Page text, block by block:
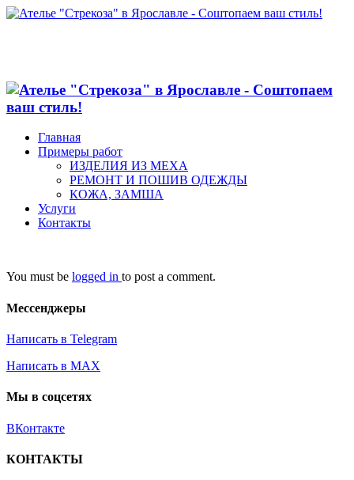
Главная
Примеры работ
ИЗДЕЛИЯ ИЗ МЕХА
РЕМОНТ И ПОШИВ ОДЕЖДЫ
КОЖА, ЗАМША
Услуги
Контакты
You must be logged in to post a comment.
Мессенджеры
Написать в Telegram
Написать в MAX
Мы в соцсетях
ВКонтакте
КОНТАКТЫ